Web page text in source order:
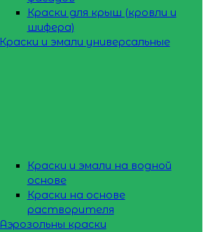
Краски для крыш (кровли и
шифера)
Краски и эмали универсальные
Краски и эмали на водной
основе
Краски на основе
растворителя
Аэрозольны краски